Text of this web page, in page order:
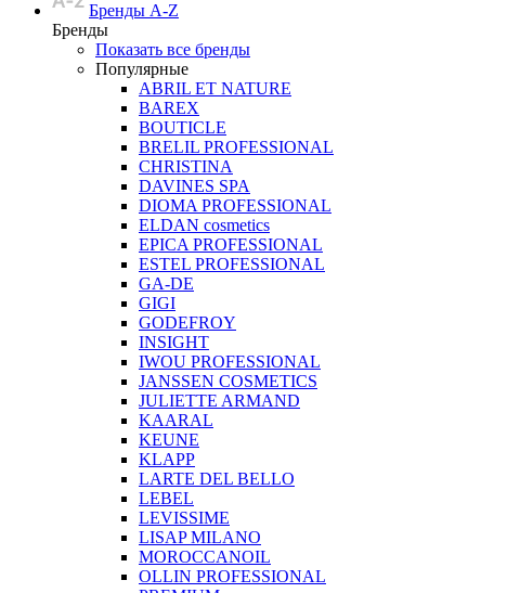
Бренды A-Z
Бренды
Показать все бренды
Популярные
ABRIL ET NATURE
BAREX
BOUTICLE
BRELIL PROFESSIONAL
CHRISTINA
DAVINES SPA
DIOMA PROFESSIONAL
ELDAN cosmetics
EPICA PROFESSIONAL
ESTEL PROFESSIONAL
GA-DE
GIGI
GODEFROY
INSIGHT
IWOU PROFESSIONAL
JANSSEN COSMETICS
JULIETTE ARMAND
KAARAL
KEUNE
KLAPP
LARTE DEL BELLO
LEBEL
LEVISSIME
LISAP MILANO
MOROCCANOIL
OLLIN PROFESSIONAL